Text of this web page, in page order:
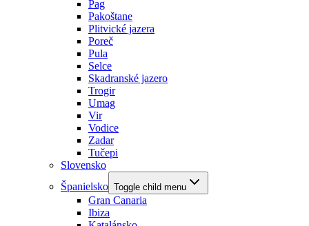
Pag
Pakoštane
Plitvické jazera
Poreč
Pula
Selce
Skadranské jazero
Trogir
Umag
Vir
Vodice
Zadar
Tučepi
Slovensko
Španielsko Toggle child menu
Gran Canaria
Ibiza